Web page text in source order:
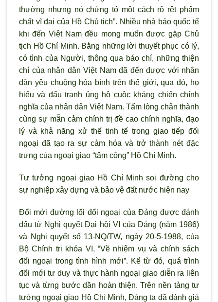
thường nhưng nó chứng tỏ một cách rõ rệt phẩm
chất vĩ đại của Hồ Chủ tịch”. Nhiều nhà báo quốc tế
khi đến Việt Nam đều mong muốn được gặp Chủ
tịch Hồ Chí Minh. Bằng những lời thuyết phục có lý,
có tình của Người, thông qua báo chí, những thiện
chí của nhân dân Việt Nam đã đến được với nhân
dân yêu chuộng hòa bình trên thế giới, qua đó, họ
hiểu và đấu tranh ủng hộ cuộc kháng chiến chính
nghĩa của nhân dân Việt Nam. Tấm lòng chân thành
cùng sự mẫn cảm chính trị đề cao chính nghĩa, đạo
lý và khả năng xử thế tinh tế trong giao tiếp đối
ngoại đã tạo ra sự cảm hóa và trở thành nét đặc
trưng của ngoại giao “tâm công” Hồ Chí Minh.
Tư tưởng ngoại giao Hồ Chí Minh soi đường cho
sự nghiệp xây dựng và bảo vệ đất nước hiện nay
Đổi mới đường lối đối ngoại của Đảng được đánh
dấu từ Nghị quyết Đại hội VI của Đảng (năm 1986)
và Nghị quyết số 13-NQ/TW, ngày 20-5-1988, của
Bộ Chính trị khóa VI, “Về nhiệm vụ và chính sách
đối ngoại trong tình hình mới”. Kể từ đó, quá trình
đổi mới tư duy và thực hành ngoại giao diễn ra liên
tục và từng bước dần hoàn thiện. Trên nền tảng tư
tưởng ngoại giao Hồ Chí Minh, Đảng ta đã đánh giá